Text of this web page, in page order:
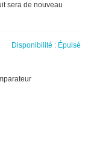
sera de nouveau
Disponibilité : Épuisé